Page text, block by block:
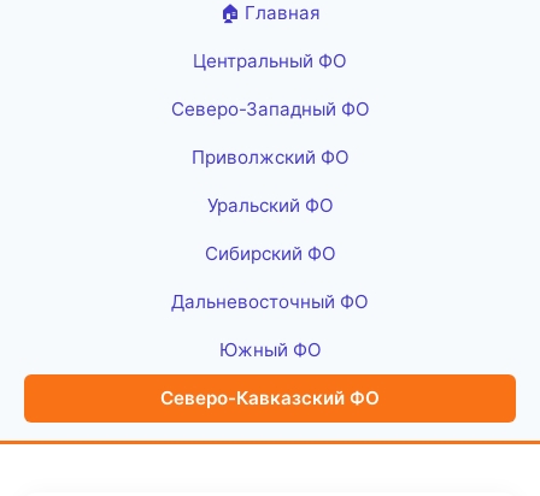
🏠 Главная
Центральный ФО
Северо-Западный ФО
Приволжский ФО
Уральский ФО
Сибирский ФО
Дальневосточный ФО
Южный ФО
Северо-Кавказский ФО